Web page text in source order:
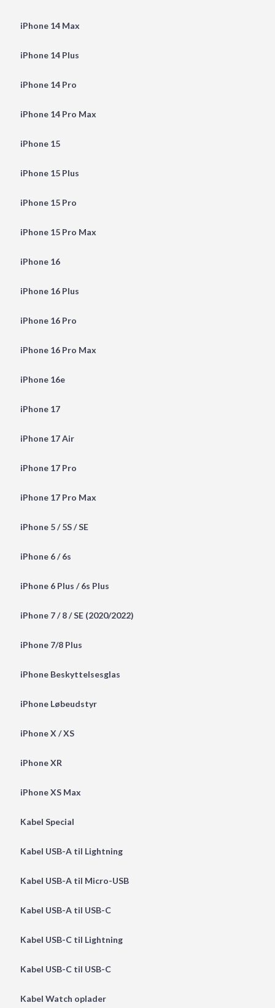
iPhone 14 Max
iPhone 14 Plus
iPhone 14 Pro
iPhone 14 Pro Max
iPhone 15
iPhone 15 Plus
iPhone 15 Pro
iPhone 15 Pro Max
iPhone 16
iPhone 16 Plus
iPhone 16 Pro
iPhone 16 Pro Max
iPhone 16e
iPhone 17
iPhone 17 Air
iPhone 17 Pro
iPhone 17 Pro Max
iPhone 5 / 5S / SE
iPhone 6 / 6s
iPhone 6 Plus / 6s Plus
iPhone 7 / 8 / SE (2020/2022)
iPhone 7/8 Plus
iPhone Beskyttelsesglas
iPhone Løbeudstyr
iPhone X / XS
iPhone XR
iPhone XS Max
Kabel Special
Kabel USB-A til Lightning
Kabel USB-A til Micro-USB
Kabel USB-A til USB-C
Kabel USB-C til Lightning
Kabel USB-C til USB-C
Kabel Watch oplader